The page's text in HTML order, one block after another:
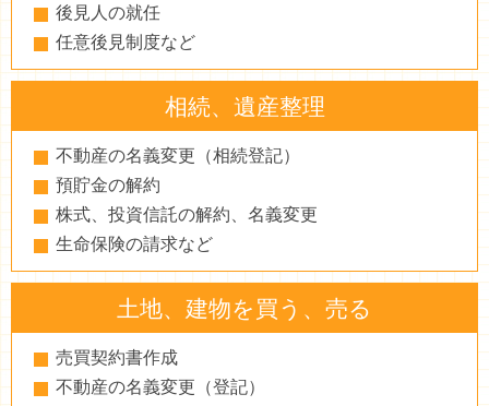
後見人の就任
任意後見制度など
相続、遺産整理
不動産の名義変更（相続登記）
預貯金の解約
株式、投資信託の解約、名義変更
生命保険の請求など
土地、建物を買う、売る
売買契約書作成
不動産の名義変更（登記）